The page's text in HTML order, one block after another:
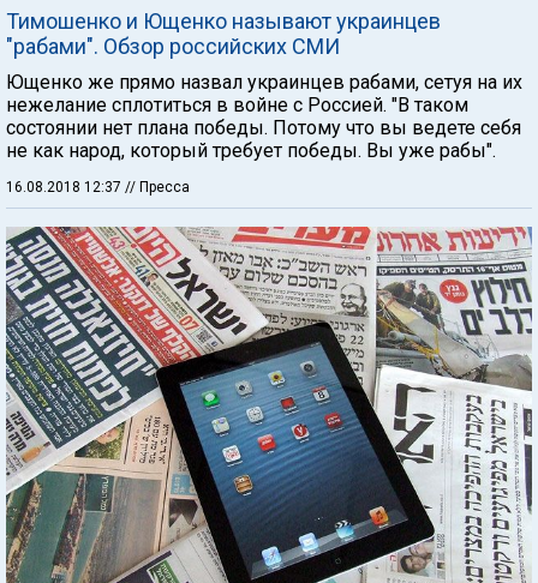
Тимошенко и Ющенко называют украинцев
"рабами". Обзор российских СМИ
Ющенко же прямо назвал украинцев рабами, сетуя на их
нежелание сплотиться в войне с Россией. "В таком
состоянии нет плана победы. Потому что вы ведете себя
не как народ, который требует победы. Вы уже рабы".
16.08.2018 12:37 // Пресса